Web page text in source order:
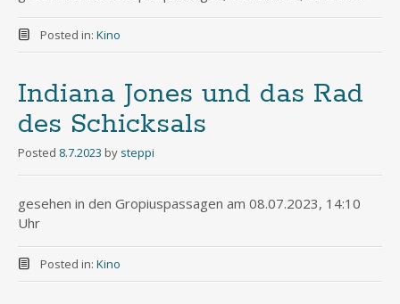
Posted in: Kino
Indiana Jones und das Rad
des Schicksals
Posted 8.7.2023 by steppi
gesehen in den Gropiuspassagen am 08.07.2023, 14:10
Uhr
Posted in: Kino